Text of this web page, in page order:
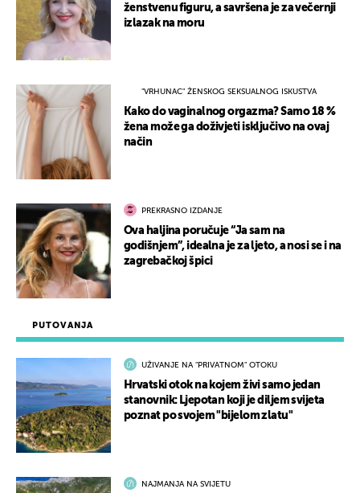
PUTOVANJA
UŽIVANJE NA "PRIVATNOM" OTOKU
Hrvatski otok na kojem živi samo jedan
stanovnik: Ljepotan koji je diljem svijeta
poznat po svojem "bijelom zlatu"
NAJMANJA NA SVIJETU
ženstvenu figuru, a savršena je za večernji
izlazak na moru
"VRHUNAC" ŽENSKOG SEKSUALNOG ISKUSTVA
Kako do vaginalnog orgazma? Samo 18 %
žena može ga doživjeti isključivo na ovaj
način
PREKRASNO IZDANJE
Ova haljina poručuje “Ja sam na
godišnjem”, idealna je za ljeto, a nosi se i na
zagrebačkoj špici